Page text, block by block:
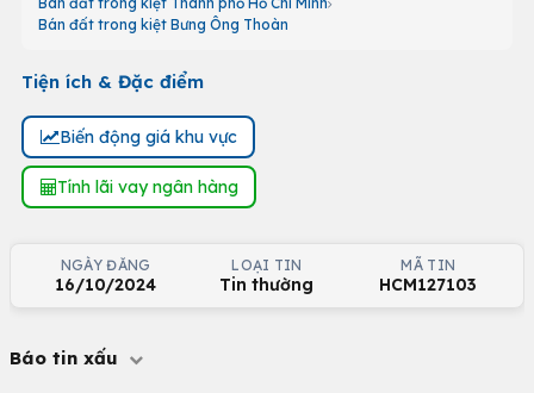
Bán đất trong kiệt Bưng Ông Thoàn
Tiện ích & Đặc điểm
Biến động giá khu vực
Tính lãi vay ngân hàng
NGÀY ĐĂNG
16/10/2024
LOẠI TIN
Tin thường
MÃ TIN
HCM127103
Báo tin xấu